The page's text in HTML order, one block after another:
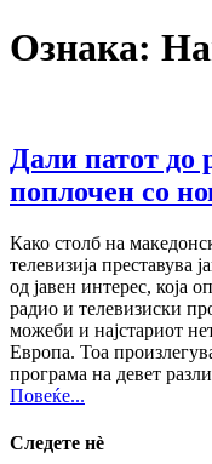
Ознака:
Дали патот
поплочен со
Како столб на
телевизија преставува
од јавен интерес, која
радио и телевизиски
можеби и најстариот
Европа. Тоа
програма на девет
Повеќе...
Следете нѐ